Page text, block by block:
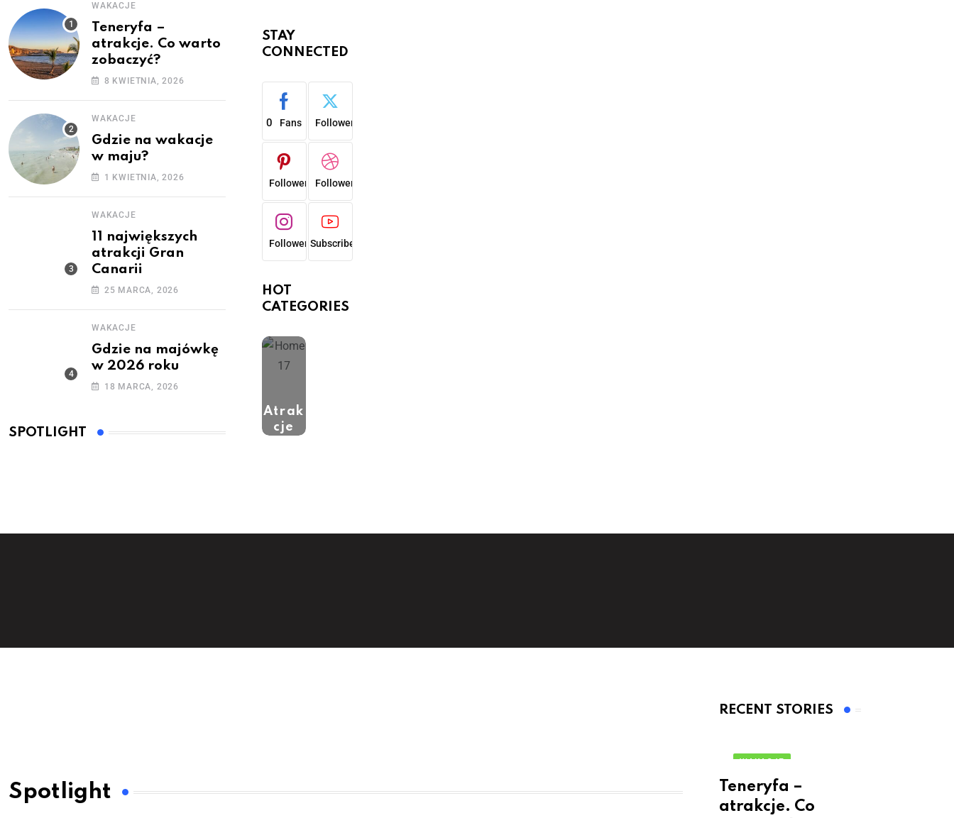
WAKACJE
Teneryfa –
atrakcje. Co warto
zobaczyć?
8 KWIETNIA, 2026
WAKACJE
Gdzie na wakacje
w maju?
1 KWIETNIA, 2026
WAKACJE
11 największych
atrakcji Gran
Canarii
25 MARCA, 2026
WAKACJE
Gdzie na majówkę
w 2026 roku
18 MARCA, 2026
SPOTLIGHT
STAY
CONNECTED
0 Fans0 Followers
Followers
0 Followers
Followers
0 Subscribers
HOT
CATEGORIES
Atrak
cje
Spotlight
RECENT STORIES
WAKACJE
Teneryfa –
atrakcje. Co